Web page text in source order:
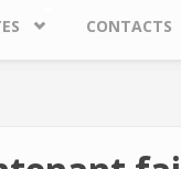
CONTACTS